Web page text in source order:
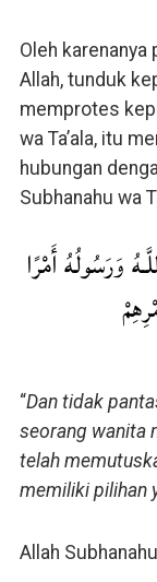
Oleh
Allah, tunduk
memprotes
wa Ta’ala, itu
hubungan
Subhanahu wa
وَرَسُولُهُ أَمْرًا
“Dan tidak
seorang wanita
telah
memiliki pilihan
Allah